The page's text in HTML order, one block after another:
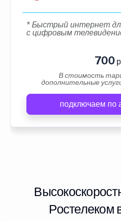
* Быстрый интернет
с цифровым
700
В стоимость
дополнительные
подключаем по
Ростелеком